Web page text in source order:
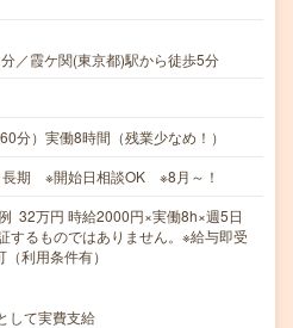
／霞ケ関(東京都)駅から徒歩5分
分）実働8時間（残業少なめ！）
長期 ※開始日相談OK ※8月～！
32万円 時給2000円×実働8h×週5日
するものではありません。※給与即受
利用条件有）
して実費支給